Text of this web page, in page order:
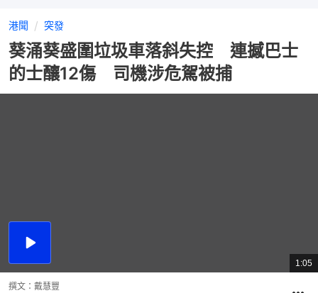
港聞 突發
葵涌葵盛圍垃圾車落斜失控 連撼巴士
的士釀12傷 司機涉危駕被捕
播
總
共
1:05
撰文： 戴慧豐